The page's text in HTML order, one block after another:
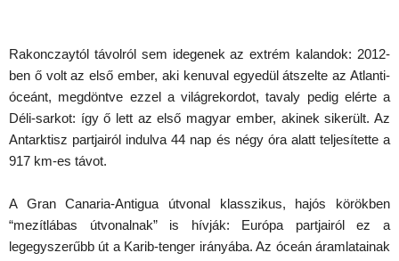
Rakonczaytól távolról sem idegenek az extrém kalandok: 2012-
ben ő volt az első ember, aki kenuval egyedül átszelte az Atlanti-
óceánt, megdöntve ezzel a világrekordot, tavaly pedig elérte a
Déli-sarkot: így ő lett az első magyar ember, akinek sikerült. Az
Antarktisz partjairól indulva 44 nap és négy óra alatt teljesítette a
917 km-es távot.
A Gran Canaria-Antigua útvonal klasszikus, hajós körökben
“mezítlábas útvonalnak” is hívják: Európa partjairól ez a
legegyszerűbb út a Karib-tenger irányába. Az óceán áramlatainak